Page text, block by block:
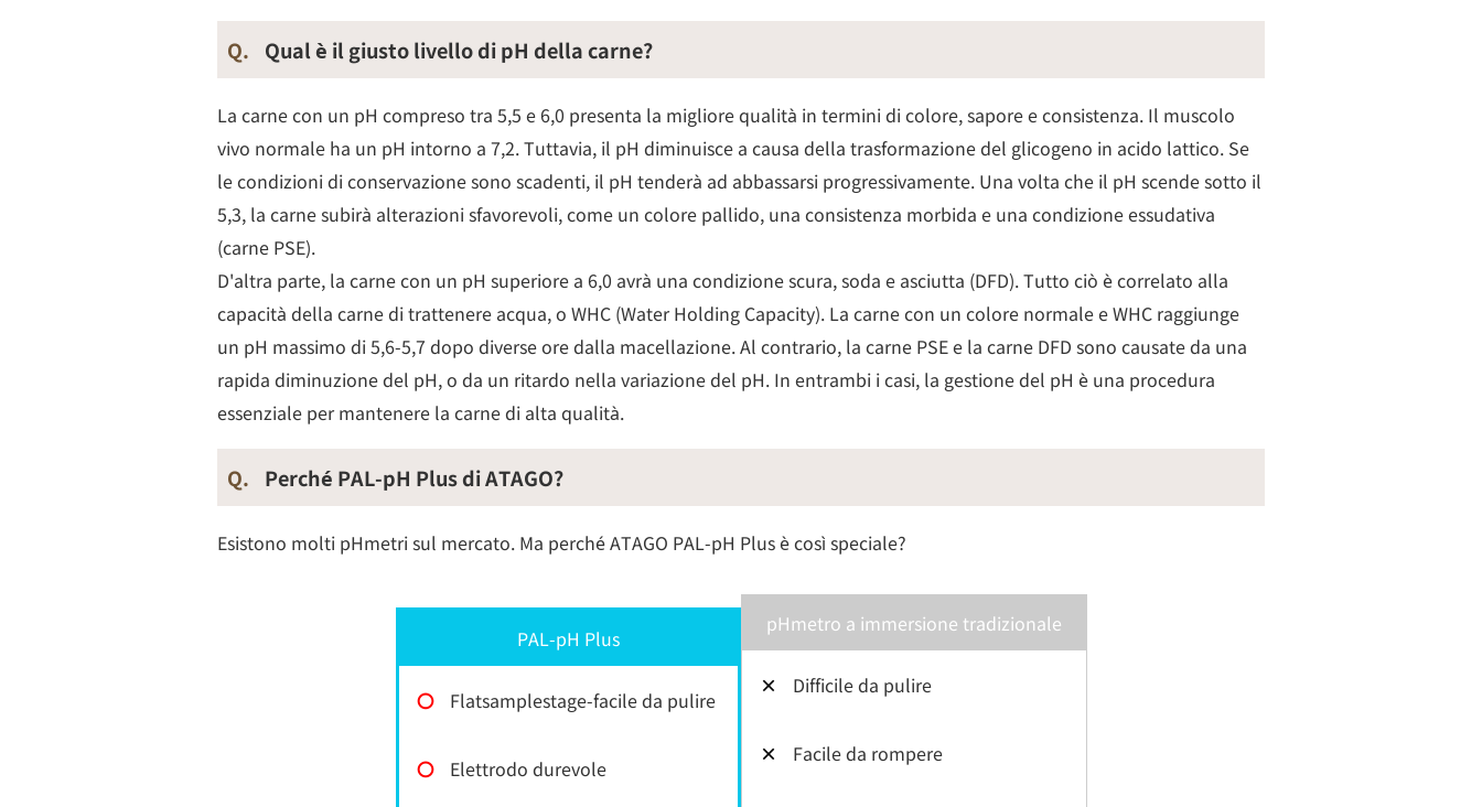
Q. Qual è il giusto livello di pH della carne?
La carne con un pH compreso tra 5,5 e 6,0 presenta la migliore qualità in termini di colore, sapore e consistenza. Il muscolo
vivo normale ha un pH intorno a 7,2. Tuttavia, il pH diminuisce a causa della trasformazione del glicogeno in acido lattico. Se
le condizioni di conservazione sono scadenti, il pH tenderà ad abbassarsi progressivamente. Una volta che il pH scende sotto il
5,3, la carne subirà alterazioni sfavorevoli, come un colore pallido, una consistenza morbida e una condizione essudativa
(carne PSE).
D'altra parte, la carne con un pH superiore a 6,0 avrà una condizione scura, soda e asciutta (DFD). Tutto ciò è correlato alla
capacità della carne di trattenere acqua, o WHC (Water Holding Capacity). La carne con un colore normale e WHC raggiunge
un pH massimo di 5,6-5,7 dopo diverse ore dalla macellazione. Al contrario, la carne PSE e la carne DFD sono causate da una
rapida diminuzione del pH, o da un ritardo nella variazione del pH. In entrambi i casi, la gestione del pH è una procedura
essenziale per mantenere la carne di alta qualità.
Q. Perché PAL-pH Plus di ATAGO?
Esistono molti pHmetri sul mercato. Ma perché ATAGO PAL-pH Plus è così speciale?
PAL-pH Plus
〇 Flatsamplestage-facile da pulire
〇 Elettrodo durevole
pHmetro a immersione tradizionale
× Difficile da pulire
× Facile da rompere